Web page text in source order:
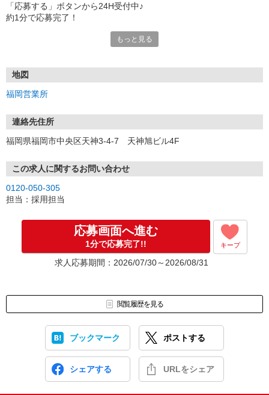
「応募する」ボタンから24H受付中♪
約1分で応募完了！
①応募から3営業日を目安に、メールorお電話でご連絡します。
★スマホでWEB面接（LINEなど）・出張面接・事務所面接と選べま
す
③面接実施（履歴書不要）
※ご希望があれば、職場見学の調整もOKです！
お気軽にご応募ください♪
もっと見る
地図
福岡営業所
連絡先住所
福岡県福岡市中央区天神3-4-7 天神旭ビル4F
この求人に関するお問い合わせ
0120-050-305
担当：採用担当
応募画面へ進む
1分で応募完了!! キープ
求人応募期間：2026/07/30～2026/08/31
閲覧履歴を見る
ブックマーク ポストする
シェアする URLをシェア